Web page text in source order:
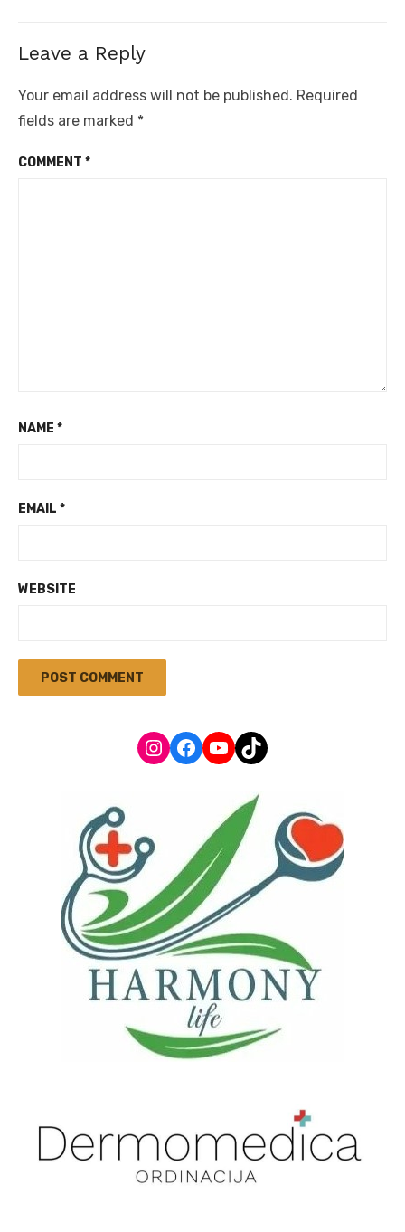
Leave a Reply
Your email address will not be published. Required
fields are marked *
COMMENT *
NAME *
EMAIL *
WEBSITE
Instagram
Facebook
YouTube
TikTok